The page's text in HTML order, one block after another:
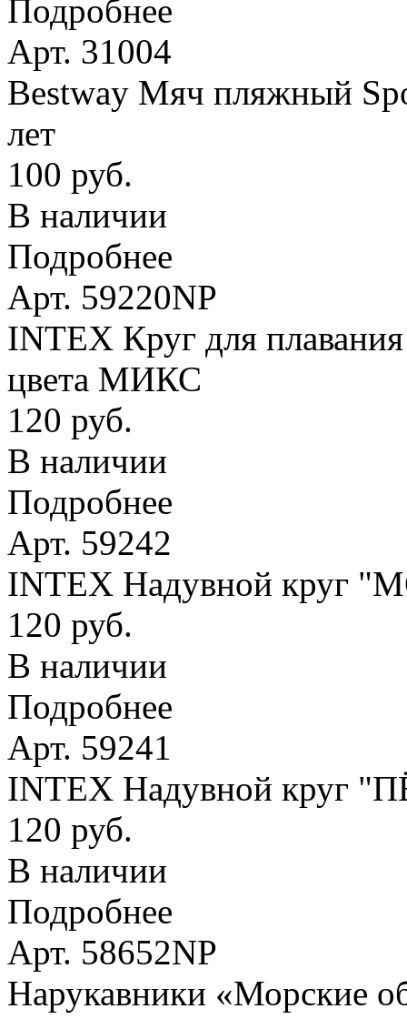
Подробнее
Арт. 31004
Bestway Мяч пляжный
лет
100 руб.
В наличии
Подробнее
Арт. 59220NP
INTEX Круг для
цвета МИКС
120 руб.
В наличии
Подробнее
Арт. 59242
INTEX Надувной круг
120 руб.
В наличии
Подробнее
Арт. 59241
INTEX Надувной круг
120 руб.
В наличии
Подробнее
Арт. 58652NP
Нарукавники «Морские